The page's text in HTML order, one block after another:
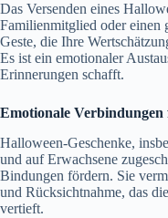
Das Versenden eines
Familienmitglied oder einen
Geste, die Ihre
Es ist ein emotionaler
Erinnerungen schafft.
Emotionale
Halloween-Geschenke,
und auf Erwachsene
Bindungen fördern. Sie
und Rücksichtnahme, das
vertieft.